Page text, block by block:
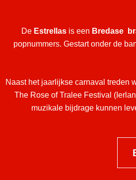
De Estrellas is een Bredase
popnummers. Gestart onder de
Naast het jaarlijkse carnaval treden
The Rose of Tralee Festival
muzikale bijdrage kunnen